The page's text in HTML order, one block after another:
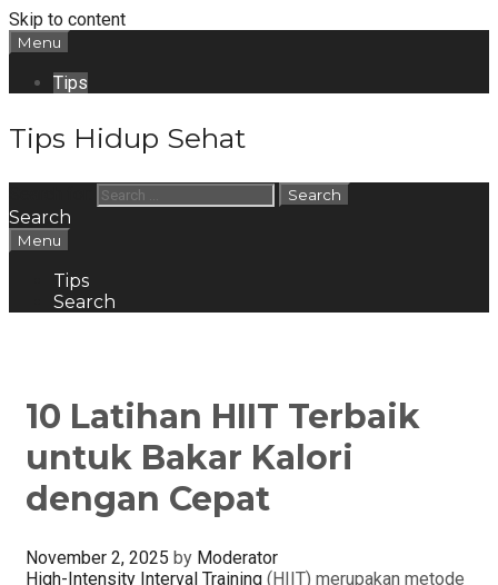
Skip to content
Menu
Tips
Tips Hidup Sehat
Search
Menu
Tips
Search
10 Latihan HIIT Terbaik
untuk Bakar Kalori
dengan Cepat
November 2, 2025 by Moderator
High-Intensity Interval Training (HIIT) merupakan metode